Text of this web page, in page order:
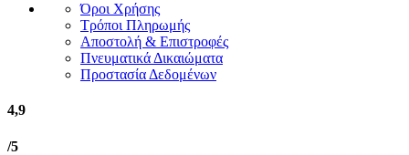
Όροι Χρήσης
Τρόποι Πληρωμής
Αποστολή & Επιστροφές
Πνευματικά Δικαιώματα
Προστασία Δεδομένων
4,9
/5